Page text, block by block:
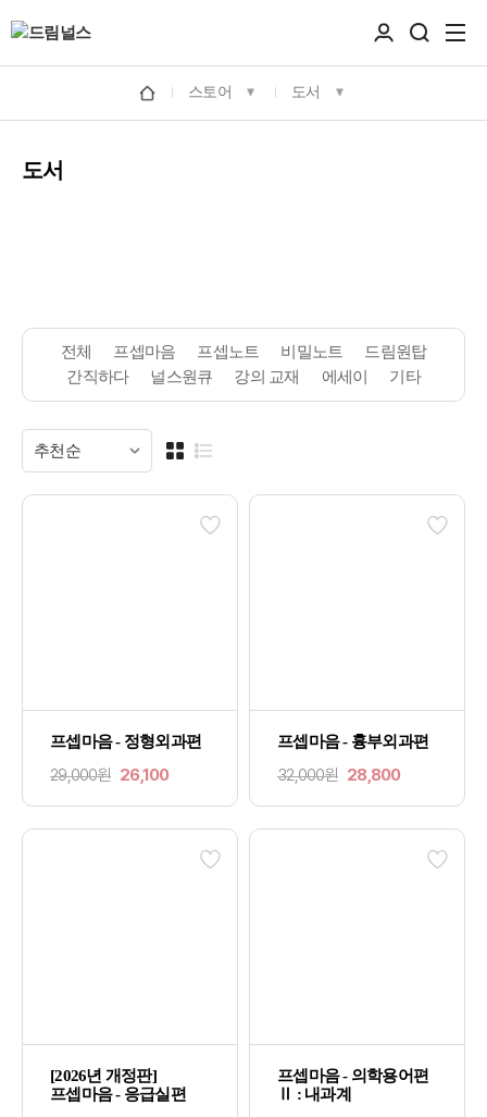
스토어 도서
도서
전체 프셉마음 프셉노트 비밀노트
드림원탑
간직하다
널스원큐 강의 교재 에세이 기타
프셉마음 - 정형외과편
29,000원 26,100
프셉마음 - 흉부외과편
32,000원 28,800
[2026년 개정판]
프셉마음 - 응급실편
프셉마음 - 의학용어편
Ⅱ : 내과계